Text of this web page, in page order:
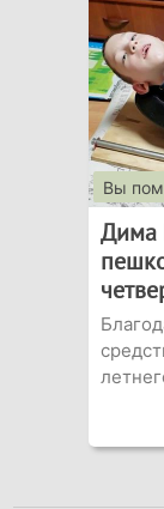
Вы
Дима